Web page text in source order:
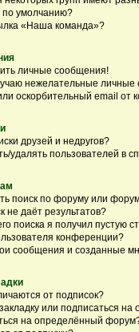
по умолчанию?
«Наша команда»?
личные сообщения!
нежелательные личные
оскорбительный email от
друзей и недругов?
удалять пользователей в
поиск по форуму или
не даёт результатов?
поиска я получил пустую
конференции?
сообщения и созданные
от подписок?
или подписаться
на определённый